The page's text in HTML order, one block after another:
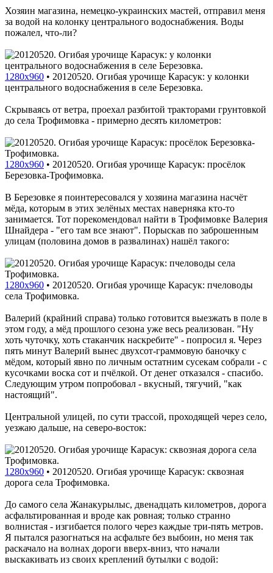
Хозяин магазина, немецко-украинских мастей, отправил меня
за водой на колонку центрального водоснабжения. Воды
пожалел, что-ли?
1280x960 • 20120520. Огибая урочище Карасук: у колонки
центрального водоснабжения в селе Березовка.
Скрываясь от ветра, проехал разбитой тракторами грунтовкой
до села Трофимовка - примерно десять километров:
1280x960 • 20120520. Огибая урочище Карасук: просёлок
Березовка-Трофимовка.
В Березовке я поинтересовался у хозяина магазина насчёт
мёда, которым в этих зелёных местах наверняка кто-то
занимается. Тот порекомендовал найти в Трофимовке Валерия
Шнайдера - "его там все знают". Порыскав по заброшенным
улицам (половина домов в развалинах) нашёл такого:
1280x960 • 20120520. Огибая урочище Карасук: пчеловоды
села Трофимовка.
Валерий (крайний справа) только готовится выезжать в поле в
этом году, а мёд прошлого сезона уже весь реализован. "Ну
хоть чуточку, хоть стаканчик наскребите" - попросил я. Через
пять минут Валерий вынес двухсот-граммовую баночку с
мёдом, который явно по личным остатним сусекам собрали - с
кусочками воска сот и пчёлкой. От денег отказался - спасибо.
Следующим утром попробовал - вкусный, тягучий, "как
настоящий".
Центральной улицей, по сути трассой, проходящей через село,
уезжаю дальше, на северо-восток:
1280x960 • 20120520. Огибая урочище Карасук: сквозная
дорога села Трофимовка.
До самого села Жанакурылыс, двенадцать километров, дорога
асфальтированная и вроде как ровная; только странно
волнистая - изгибается полого через каждые три-пять метров.
Я пытался разогнаться на асфальте без выбоин, но меня так
раскачало на волнах дороги вверх-вниз, что начали
выскакивать из своих креплений бутылки с водой: